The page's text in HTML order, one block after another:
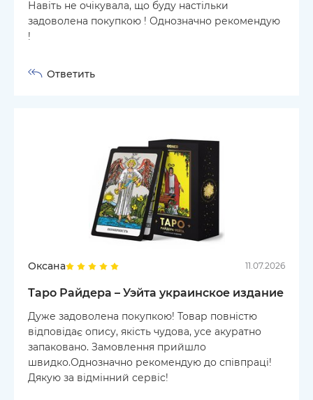
Навіть не очікувала, що буду настільки
задоволена покупкою ! Однозначно рекомендую
!
Ответить
Оксана 11.07.2026
Таро Райдера – Уэйта украинское издание
Дуже задоволена покупкою! Товар повністю
відповідає опису, якість чудова, усе акуратно
запаковано. Замовлення прийшло
швидко.Однозначно рекомендую до співпраці!
Дякую за відмінний сервіс!